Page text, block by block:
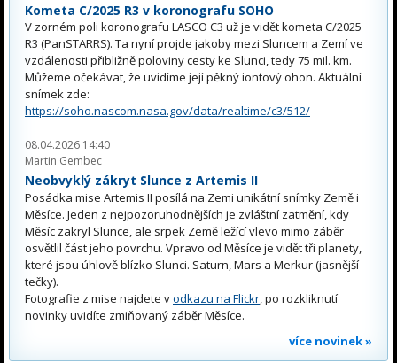
Kometa C/2025 R3 v koronografu SOHO
V zorném poli koronografu LASCO C3 už je vidět kometa C/2025
R3 (PanSTARRS). Ta nyní projde jakoby mezi Sluncem a Zemí ve
vzdálenosti přibližně poloviny cesty ke Slunci, tedy 75 mil. km.
Můžeme očekávat, že uvidíme její pěkný iontový ohon. Aktuální
snímek zde:
https://soho.nascom.nasa.gov/data/realtime/c3/512/
08.04.2026 14:40
Martin Gembec
Neobvyklý zákryt Slunce z Artemis II
Posádka mise Artemis II posílá na Zemi unikátní snímky Země i
Měsíce. Jeden z nejpozoruhodnějších je zvláštní zatmění, kdy
Měsíc zakryl Slunce, ale srpek Země ležící vlevo mimo záběr
osvětlil část jeho povrchu. Vpravo od Měsíce je vidět tři planety,
které jsou úhlově blízko Slunci. Saturn, Mars a Merkur (jasnější
tečky).
Fotografie z mise najdete vodkazu na Flickr, po rozkliknutí
novinky uvidíte zmiňovaný záběr Měsíce.
více novinek »